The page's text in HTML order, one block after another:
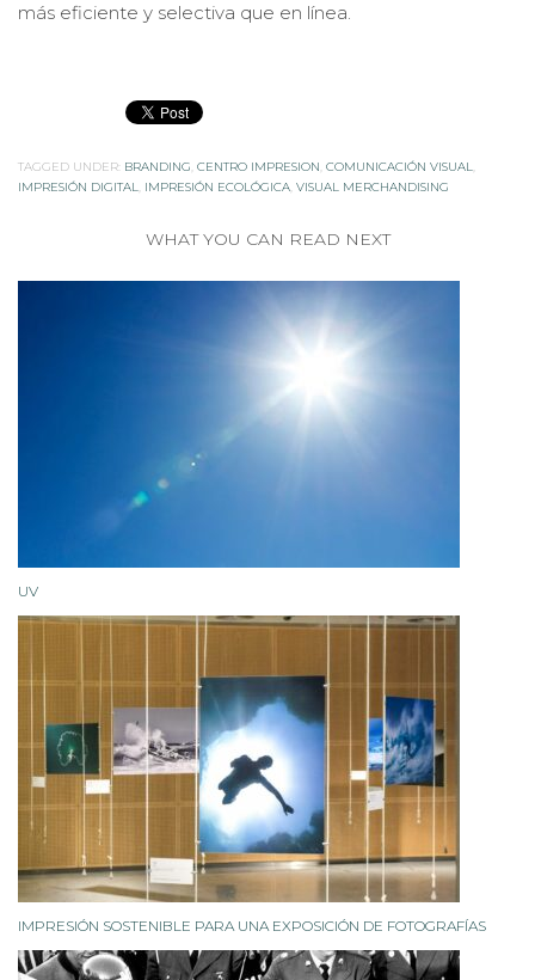
más eficiente y selectiva que en línea.
TAGGED UNDER: BRANDING CENTRO IMPRESION COMUNICACIÓN VISUAL
IMPRESIÓN DIGITAL IMPRESIÓN ECOLÓGICA VISUAL MERCHANDISING
WHAT YOU CAN READ NEXT
UV
IMPRESIÓN SOSTENIBLE PARA UNA EXPOSICIÓN DE FOTOGRAFÍAS